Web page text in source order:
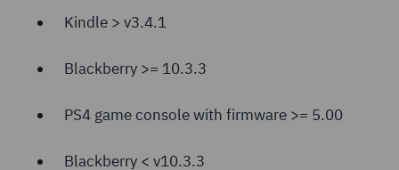
Kindle > v3.4.1
Blackberry >= 10.3.3
PS4 game console with firmware >= 5.00
Blackberry < v10.3.3